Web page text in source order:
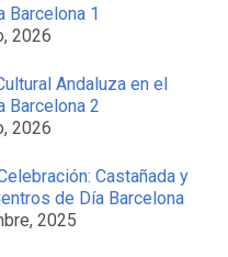
Barcelona 1
2026
Andaluza en el
Barcelona 2
2026
Castañada y
de Día Barcelona
2025